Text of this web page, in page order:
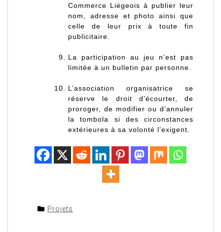
Commerce Liégeois à publier leur
nom, adresse et photo ainsi que
celle de leur prix à toute fin
publicitaire.
La participation au jeu n’est pas
limitée à un bulletin par personne.
L’association organisatrice se
réserve le droit d’écourter, de
proroger, de modifier ou d’annuler
la tombola si des circonstances
extérieures à sa volonté l’exigent.
Projets